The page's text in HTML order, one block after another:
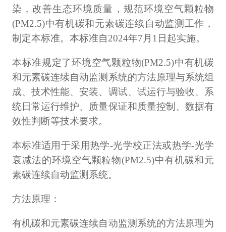
染，改善生态环境质量，规范环境空气颗粒物
(PM2.5)中有机碳和元素碳连续自动监测工作，
制定本标准。本标准自2024年7月1日起实施。
本标准规定了环境空气颗粒物(PM2.5)中有机碳
和元素碳连续自动监测系统的方法原理与系统组
成、技术性能、安装、调试、试运行与验收、系
统日常运行维护、质量保证和质量控制、数据有
效性判断等技术要求。
本标准适用于采用热学-光学校正法或热学-光学
衰减法的环境空气颗粒物(PM2.5)中有机碳和元
素碳连续自动监测系统。
方法原理：
有机碳和元素碳连续自动监测系统的方法原理为
知识交流
公司主页
购物车
会员中心
联系我们
返回主页